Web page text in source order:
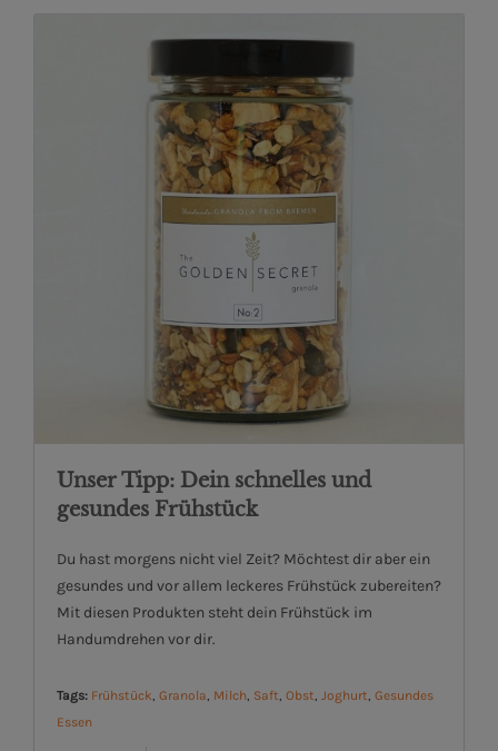
Unser Tipp: Dein schnelles und
gesundes Frühstück
Du hast morgens nicht viel Zeit? Möchtest dir aber ein
gesundes und vor allem leckeres Frühstück zubereiten?
Mit diesen Produkten steht dein Frühstück im
Handumdrehen vor dir.
Tags: Frühstück, Granola, Milch, Saft, Obst, Joghurt, Gesundes
Essen